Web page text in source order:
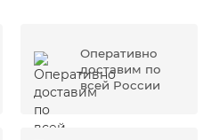
Оперативно
доставим по
всей России